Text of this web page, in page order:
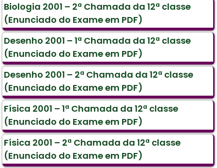
Biologia 2001 – 2ª Chamada da 12ª classe
(Enunciado do Exame em PDF)
Desenho 2001 – 1ª Chamada da 12ª classe
(Enunciado do Exame em PDF)
Desenho 2001 – 2ª Chamada da 12ª classe
(Enunciado do Exame em PDF)
Física 2001 – 1ª Chamada da 12ª classe
(Enunciado do Exame em PDF)
Física 2001 – 2ª Chamada da 12ª classe
(Enunciado do Exame em PDF)